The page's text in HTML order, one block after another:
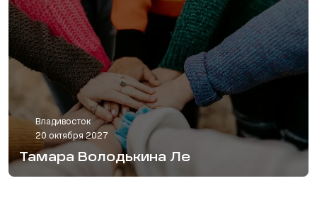
Владивосток
20 октября 2027
Тамара Володькина Ле